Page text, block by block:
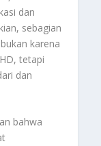
dan
sebagian
karena
tetapi
dan
bahwa